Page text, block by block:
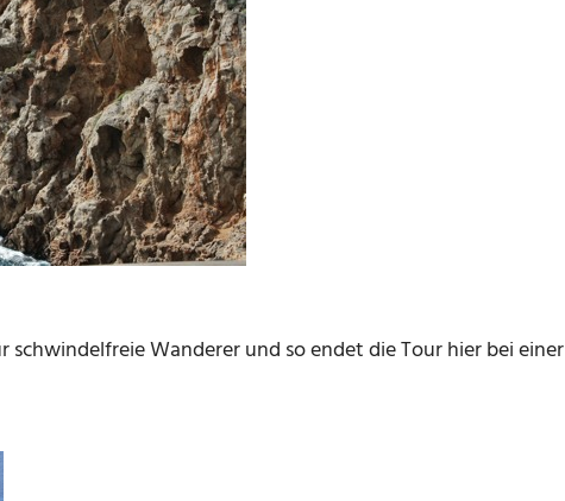
schwindelfreie Wanderer und so endet die Tour hier bei einer